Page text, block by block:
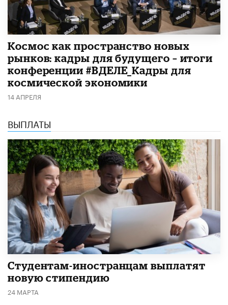
Космос как пространство новых
рынков: кадры для будущего – итоги
конференции #ВДЕЛЕ_Кадры для
космической экономики
14 АПРЕЛЯ
ВЫПЛАТЫ
Студентам-иностранцам выплатят
новую стипендию
24 МАРТА